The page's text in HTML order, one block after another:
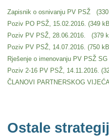
Zapisnik o osnivanju PV PSŽ
Poziv PO PSŽ, 15.02.2016.
Poziv PV PSŽ, 28.06.2016.
Poziv PV PSŽ, 14.07.2016.
Rješenje o imenovanju PV PSŽ
Poziv 2-16 PV PSŽ, 14.11.2016.
ČLANOVI PARTNERSKOG
Ostale